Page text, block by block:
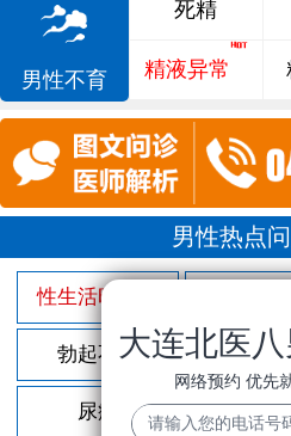
男性不育
死精
精液异常
男性热点
性生活时间短
勃起不坚 尿频尿
尿痛 前列腺
大连北医
网络预约 优先